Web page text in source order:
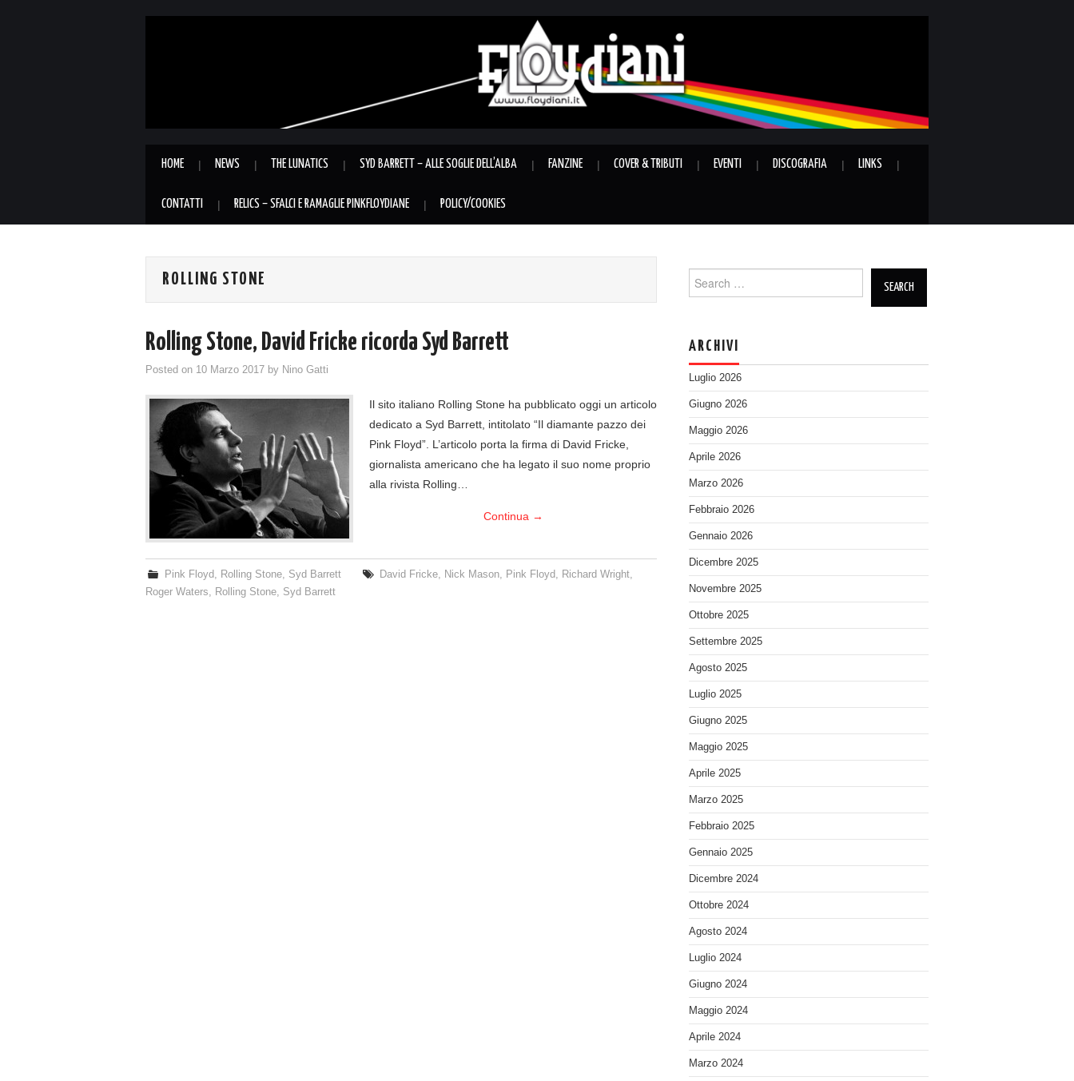
HOME NEWS THE LUNATICS SYD BARRETT – ALLE SOGLIE DELL’ALBA FANZINE COVER & TRIBUTI EVENTI DISCOGRAFIA LINKS
CONTATTI RELICS – SFALCI E RAMAGLIE PINKFLOYDIANE POLICY/COOKIES
ROLLING STONE
Rolling Stone, David Fricke ricorda Syd Barrett
Posted on 10 Marzo 2017 by Nino Gatti
Il sito italiano Rolling Stone ha pubblicato oggi un articolo
dedicato a Syd Barrett, intitolato “Il diamante pazzo dei
Pink Floyd”. L’articolo porta la firma di David Fricke,
giornalista americano che ha legato il suo nome proprio
alla rivista Rolling…
Continua →
Pink Floyd Rolling Stone Syd Barrett David Fricke Nick Mason Pink Floyd Richard Wright
Roger Waters
Rolling Stone Syd Barrett
for:
ARCHIVI
Luglio 2026
Giugno 2026
Maggio 2026
Aprile 2026
Marzo 2026
Febbraio 2026
Gennaio 2026
Dicembre 2025
Novembre 2025
Ottobre 2025
Settembre 2025
Agosto 2025
Luglio 2025
Giugno 2025
Maggio 2025
Aprile 2025
Marzo 2025
Febbraio 2025
Gennaio 2025
Dicembre 2024
Ottobre 2024
Agosto 2024
Luglio 2024
Giugno 2024
Maggio 2024
Aprile 2024
Marzo 2024